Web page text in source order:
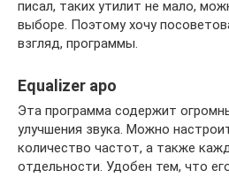
писал, таких утилит не мало,
выборе. Поэтому хочу
взгляд, программы.
Equalizer apo
Эта программа содержит
улучшения звука. Можно
количество частот, а также
отдельности. Удобен тем, что